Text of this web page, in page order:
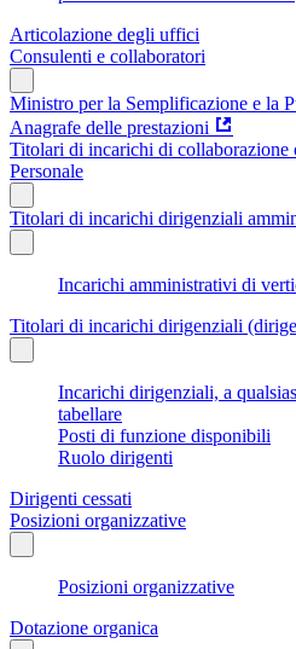
Articolazione degli uffici
Consulenti e collaboratori
Ministro per la Semplificazione e la
Anagrafe delle prestazioni
Titolari di incarichi di collaborazione
Personale
Titolari di incarichi dirigenziali
Incarichi amministrativi di
Titolari di incarichi dirigenziali
Incarichi dirigenziali, a
tabellare
Posti di funzione disponibili
Ruolo dirigenti
Dirigenti cessati
Posizioni organizzative
Posizioni organizzative
Dotazione organica